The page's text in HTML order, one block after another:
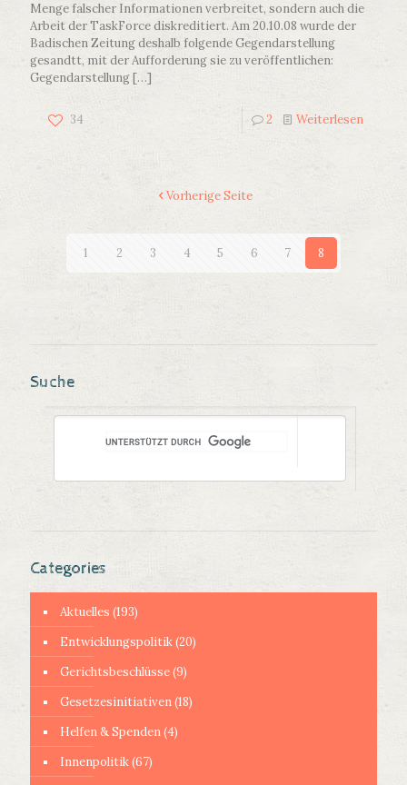
Menge falscher Informationen verbreitet, sondern auch die
Arbeit der TaskForce diskreditiert. Am 20.10.08 wurde der
Badischen Zeitung deshalb folgende Gegendarstellung
gesandtt, mit der Aufforderung sie zu veröffentlichen:
Gegendarstellung[…]
34 2 Weiterlesen
Vorherige Seite
1 2 3 4 5 6 7 8
Suche
Categories
Aktuelles (193)
Entwicklungspolitik(20)
Gerichtsbeschlüsse(9)
Gesetzesinitiativen(18)
Helfen & Spenden(4)
Innenpolitik(67)